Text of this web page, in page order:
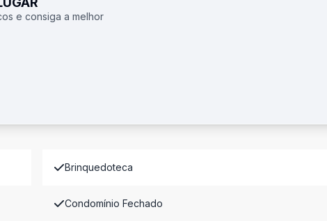
e consiga a melhor
Brinquedoteca
Condomínio Fechado